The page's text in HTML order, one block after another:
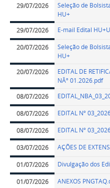
29/07/2026
Seleção de
HU+
29/07/2026
E-mail Edital
20/07/2026
Seleção de
HU+
20/07/2026
EDITAL DE
NÂº 01.2026.pdf
08/07/2026
08/07/2026 EDITAL Nº
08/07/2026 EDITAL Nº
03/07/2026 AÇÕES DE
01/07/2026 Divulgação dos
01/07/2026 ANEXOS